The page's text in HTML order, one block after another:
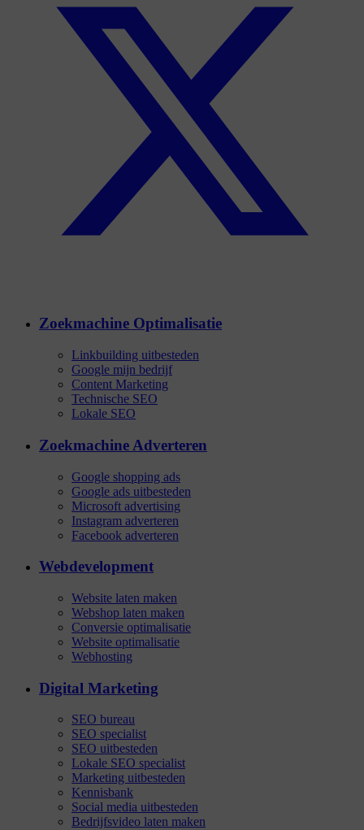
Zoekmachine Optimalisatie
Linkbuilding uitbesteden
Google mijn bedrijf
Content Marketing
Technische SEO
Lokale SEO
Zoekmachine Adverteren
Google shopping ads
Google ads uitbesteden
Microsoft advertising
Instagram adverteren
Facebook adverteren
Webdevelopment
Website laten maken
Webshop laten maken
Conversie optimalisatie
Website optimalisatie
Webhosting
Digital Marketing
SEO bureau
SEO specialist
SEO uitbesteden
Lokale SEO specialist
Marketing uitbesteden
Kennisbank
Social media uitbesteden
Bedrijfsvideo laten maken